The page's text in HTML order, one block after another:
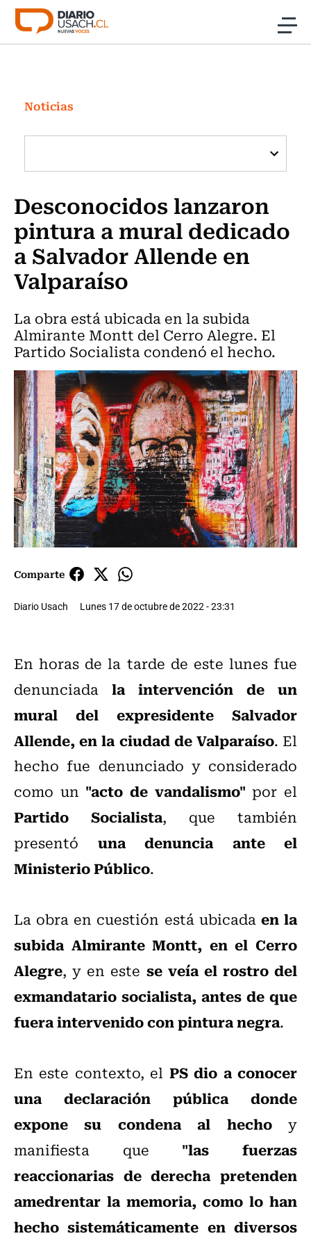
Click acá para ir directamente al contenido
Investigación
Cultura
Programas Radio y TV Usach
Noticias
Desconocidos lanzaron
pintura a mural dedicado
a Salvador Allende en
Valparaíso
La obra está ubicada en la subida
Almirante Montt del Cerro Alegre. El
Partido Socialista condenó el hecho.
Comparte
Diario Usach Lunes 17 de octubre de 2022 - 23:31
En horas de la tarde de este lunes fue
denunciada la intervención de un
mural del expresidente Salvador
Allende, en la ciudad de Valparaíso. El
hecho fue denunciado y considerado
como un "acto de vandalismo" por el
Partido Socialista, que también
presentó una denuncia ante el
Ministerio Público.
La obra en cuestión está ubicada en la
subida Almirante Montt, en el Cerro
Alegre, y en este se veía el rostro del
exmandatario socialista, antes de que
fuera intervenido con pintura negra.
En este contexto, el PS dio a conocer
una declaración pública donde
expone su condena al hechoy
manifiesta que "las fuerzas
reaccionarias de derecha pretenden
amedrentar la memoria, como lo han
hecho sistemáticamente en diversos